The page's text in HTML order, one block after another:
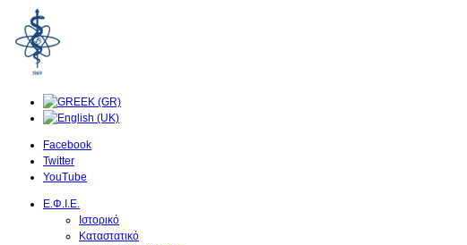
Facebook
Twitter
YouTube
Ε.Φ.Ι.Ε.
Ιστορικό
Καταστατικό